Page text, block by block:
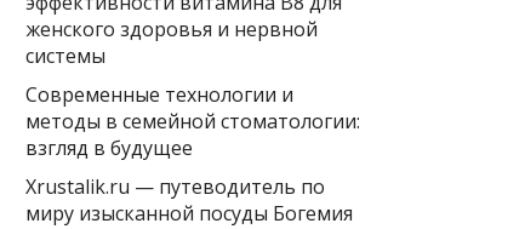
женского здоровья и нервной
системы
Современные технологии и
методы в семейной стоматологии:
взгляд в будущее
Xrustalik.ru — путеводитель по
миру изысканной посуды Богемия